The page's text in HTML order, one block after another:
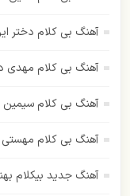
رضا بهرام
رضا صادقی
رضا یزدانی
زانیار خسروی
سهراب پاکزاد
آهنگ بی کلام دختر
آهنگ بی کلام مهدی
آهنگ بی کلام
آهنگ بی کلام مهستی
آهنگ جدید بیکلام